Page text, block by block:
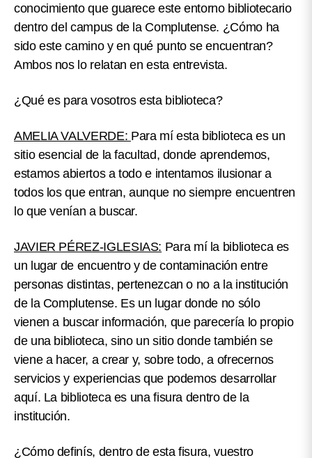
conocimiento que guarece este entorno bibliotecario
dentro del campus de la Complutense. ¿Cómo ha
sido este camino y en qué punto se encuentran?
Ambos nos lo relatan en esta entrevista.
¿Qué es para vosotros esta biblioteca?
AMELIA VALVERDE: Para mí esta biblioteca es un
sitio esencial de la facultad, donde aprendemos,
estamos abiertos a todo e intentamos ilusionar a
todos los que entran, aunque no siempre encuentren
lo que venían a buscar.
JAVIER PÉREZ-IGLESIAS: Para mí la biblioteca es
un lugar de encuentro y de contaminación entre
personas distintas, pertenezcan o no a la institución
de la Complutense. Es un lugar donde no sólo
vienen a buscar información, que parecería lo propio
de una biblioteca, sino un sitio donde también se
viene a hacer, a crear y, sobre todo, a ofrecernos
servicios y experiencias que podemos desarrollar
aquí. La biblioteca es una fisura dentro de la
institución.
¿Cómo definís, dentro de esta fisura, vuestro